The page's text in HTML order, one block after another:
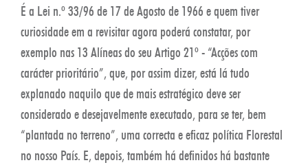
É a Lei n.º 33/96 de 17 de Agosto de 1966 e quem tiver
curiosidade em a revisitar agora poderá constatar, por
exemplo nas 13 Alíneas do seu Artigo 21º - “Acções com
carácter prioritário”, que, por assim dizer, está lá tudo
explanado naquilo que de mais estratégico deve ser
considerado e desejavelmente executado, para se ter, bem
“plantada no terreno”, uma correcta e eficaz política Florestal
no nosso País. E, depois, também há definidos há bastante